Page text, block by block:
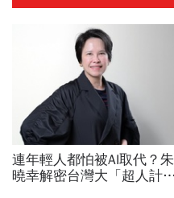
連年輕人都怕被AI取代？朱
曉幸解密台灣大「超人計